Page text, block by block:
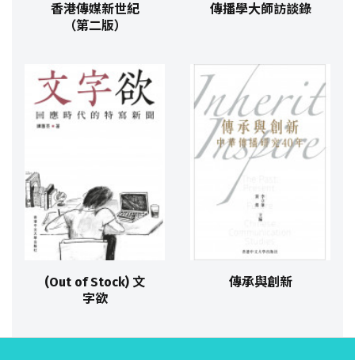
香港傳媒新世紀
（第二版）
傳播學大師訪談錄
(Out of Stock) 文
字欲
傳承與創新